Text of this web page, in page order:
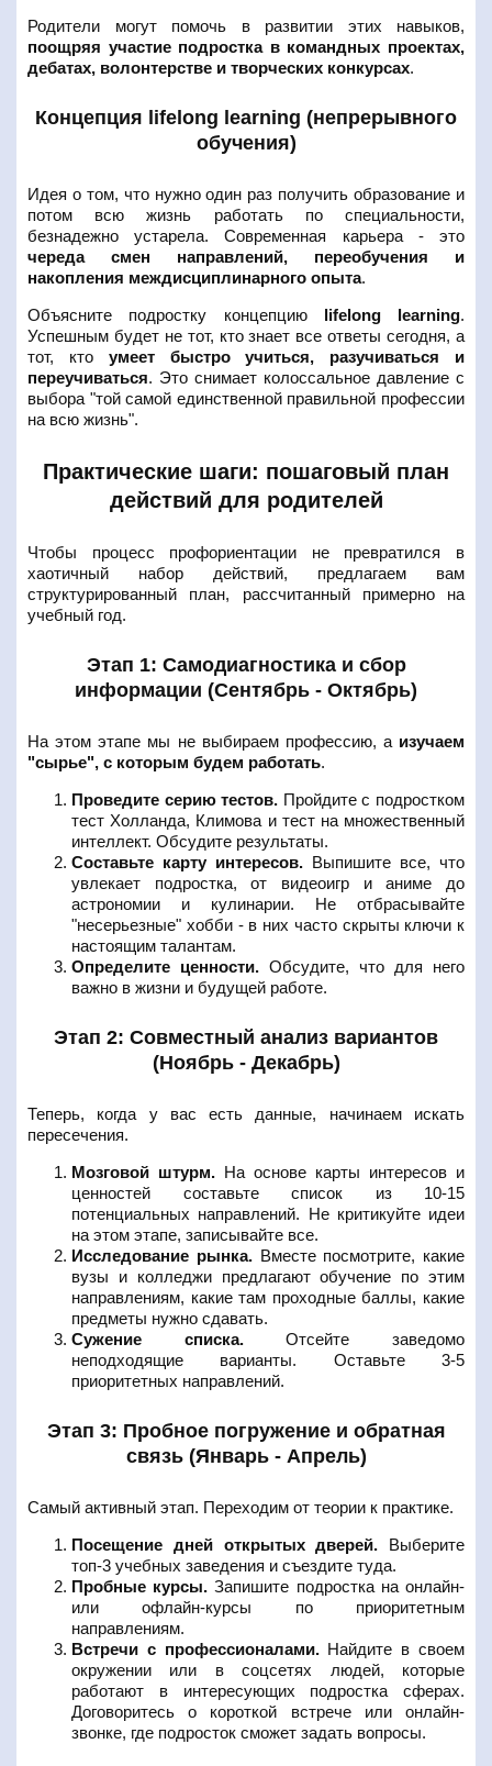
Родители могут помочь в развитии этих навыков,
поощряя участие подростка в командных проектах,
дебатах, волонтерстве и творческих конкурсах.
Концепция lifelong learning (непрерывного
обучения)
Идея о том, что нужно один раз получить образование и
потом всю жизнь работать по специальности,
безнадежно устарела. Современная карьера - это
череда смен направлений, переобучения и
накопления междисциплинарного опыта.
Объясните подростку концепцию lifelong learning.
Успешным будет не тот, кто знает все ответы сегодня, а
тот, кто умеет быстро учиться, разучиваться и
переучиваться. Это снимает колоссальное давление с
выбора "той самой единственной правильной профессии
на всю жизнь".
Практические шаги: пошаговый план
действий для родителей
Чтобы процесс профориентации не превратился в
хаотичный набор действий, предлагаем вам
структурированный план, рассчитанный примерно на
учебный год.
Этап 1: Самодиагностика и сбор
информации (Сентябрь - Октябрь)
На этом этапе мы не выбираем профессию, а изучаем
"сырье", с которым будем работать.
Проведите серию тестов. Пройдите с подростком
тест Холланда, Климова и тест на множественный
интеллект. Обсудите результаты.
Составьте карту интересов. Выпишите все, что
увлекает подростка, от видеоигр и аниме до
астрономии и кулинарии. Не отбрасывайте
"несерьезные" хобби - в них часто скрыты ключи к
настоящим талантам.
Определите ценности. Обсудите, что для него
важно в жизни и будущей работе.
Этап 2: Совместный анализ вариантов
(Ноябрь - Декабрь)
Теперь, когда у вас есть данные, начинаем искать
пересечения.
Мозговой штурм. На основе карты интересов и
ценностей составьте список из 10-15
потенциальных направлений. Не критикуйте идеи
на этом этапе, записывайте все.
Исследование рынка.Вместе посмотрите, какие
вузы и колледжи предлагают обучение по этим
направлениям, какие там проходные баллы, какие
предметы нужно сдавать.
Сужение списка.Отсейте заведомо
неподходящие варианты. Оставьте 3-5
приоритетных направлений.
Этап 3: Пробное погружение и обратная
связь (Январь - Апрель)
Самый активный этап. Переходим от теории к практике.
Посещение дней открытых дверей. Выберите
топ-3 учебных заведения и съездите туда.
Пробные курсы. Запишите подростка на онлайн-
или офлайн-курсы по приоритетным
направлениям.
Встречи с профессионалами.Найдите в своем
окружении или в соцсетях людей, которые
работают в интересующих подростка сферах.
Договоритесь о короткой встрече или онлайн-
звонке, где подросток сможет задать вопросы.